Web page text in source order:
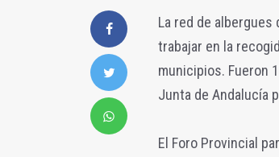
La red de
trabajar en la
municipios. Fueron
Junta de Andalucía
El Foro Provincial